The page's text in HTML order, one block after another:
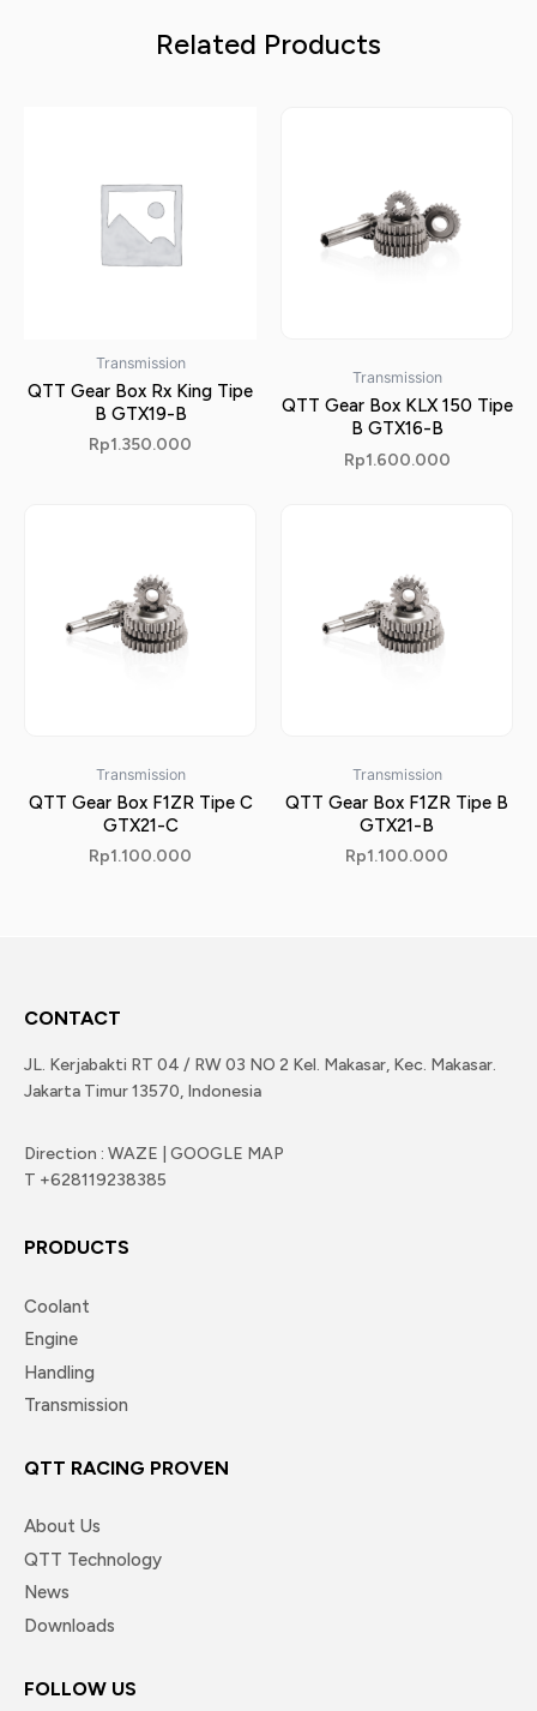
Related Products
Transmission
QTT Gear Box Rx King Tipe
B GTX19-B
Rp1.350.000
Transmission
QTT Gear Box KLX 150 Tipe
B GTX16-B
Rp1.600.000
Transmission
QTT Gear Box F1ZR Tipe C
GTX21-C
Rp1.100.000
Transmission
QTT Gear Box F1ZR Tipe B
GTX21-B
Rp1.100.000
CONTACT
JL. Kerjabakti RT 04 / RW 03 NO 2 Kel. Makasar, Kec. Makasar.
Jakarta Timur 13570, Indonesia
Direction : WAZE | GOOGLE MAP
T +628119238385
PRODUCTS
Coolant
Engine
Handling
Transmission
QTT RACING PROVEN
About Us
QTT Technology
News
Downloads
FOLLOW US